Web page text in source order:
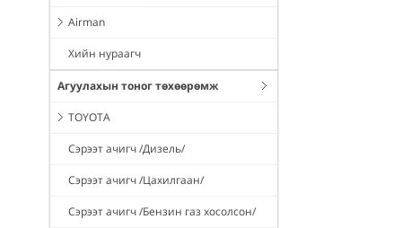
Airman
Хийн нураагч
Агуулахын тоног төхөөрөмж
TOYOTA
Сэрээт ачигч /Дизель/
Сэрээт ачигч /Цахилгаан/
Сэрээт ачигч /Бензин газ хосолсон/